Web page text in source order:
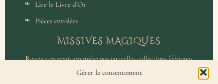
Gérer le consentement
Lire le Livre d'Or
Pièces envolées
MISSIVES MAGIQUES
Recevez en avant-première nos nouvelles collections féériques
et un accès privilégié aux coulisses de l'atelier.